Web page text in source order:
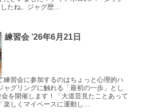
たね。ジャグ歴...
練習会 ’26年6月21日
練習会に参加するのはちょっと心理的ハ
ャグリングに触れる「最初の一歩」とし
を開催します！「大道芸見たことあって
しくマイペースに運動し...